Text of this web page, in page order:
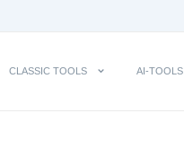
CLASSIC TOOLS AI-TOOLS